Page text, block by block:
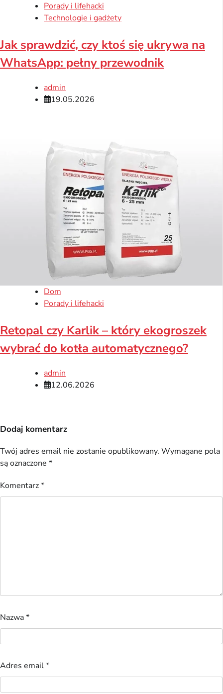
Porady i lifehacki
Technologie i gadżety
Jak sprawdzić, czy ktoś się ukrywa na
WhatsApp: pełny przewodnik
admin
19.05.2026
Dom
Porady i lifehacki
Retopal czy Karlik – który ekogroszek
wybrać do kotła automatycznego?
admin
12.06.2026
Dodaj komentarz
Twój adres email nie zostanie opublikowany. Wymagane pola
są oznaczone *
Komentarz*
Nazwa*
Adres email*